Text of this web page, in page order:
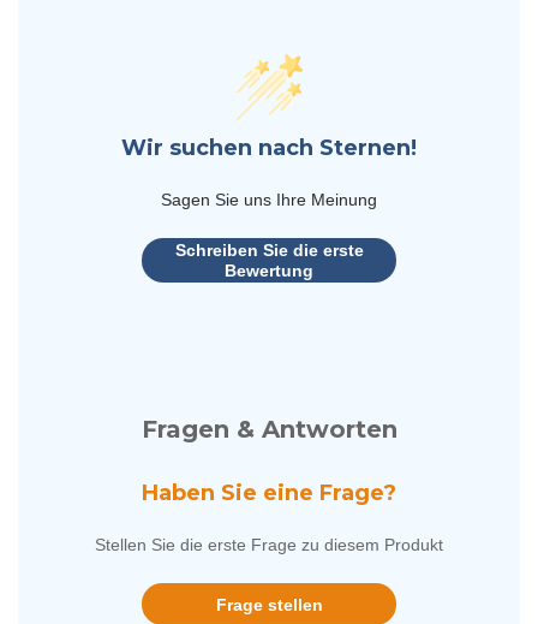
Wir suchen nach Sternen!
Sagen Sie uns Ihre Meinung
Schreiben Sie die erste
Bewertung
Fragen & Antworten
Haben Sie eine Frage?
Stellen Sie die erste Frage zu diesem Produkt
Frage stellen